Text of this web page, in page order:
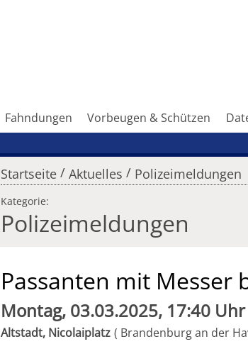
Fahndungen Vorbeugen & Schützen
Startseite / Aktuelles / Polizeimeldungen
Kategorie:
Polizeimeldungen
Passanten mit Messer
Montag, 03.03.2025, 17:40 Uhr
Altstadt, Nicolaiplatz Brandenburg an der